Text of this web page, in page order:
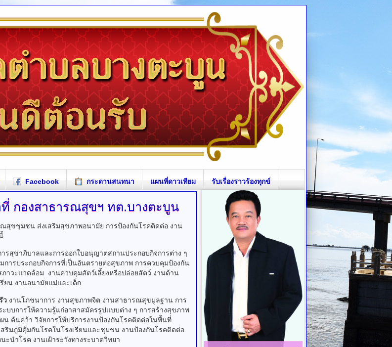
Facebook กระดานสนทนา แผนที่ดาวเทียม รับเรื่องราวร้องทุกข์
กองสาธารณสุขฯ ทต.บางตะบูน
ขชุมชน ส่งเสริมสุขภาพอนามัย การป้องกันโรคติดต่อ งาน
รสุขาภิบาลและการออกใบอนุญาตสถานประกอบกิจการต่าง ๆ
การประกอบกิจการที่เป็นอันตรายต่อสุขภาพ การควบคุมป้องกัน
ภาวะแวดล้อม งานควบคุมสัตว์เลี้ยงหรือปล่อยสัตว์ งานด้าน
ยน งานอนามัยแม่และเด็ก
ว งานโภชนาการ งานสุขภาพจิต งานสาธารณสุขมูลฐาน การ
บบการให้ความรู้แก่อาสาสมัครรูปแบบต่าง ๆ การสร้างสุขภาพ
น ค้นคว้า วิจัยการให้บริการงานป้องกันโรคติดต่อในพื้นที่
สริมภูมิคุ้มกันโรคในโรงเรียนและชุมชน งานป้องกันโรคติดต่อ
นำโรค งานเฝ้าระวังทางระบาดวิทยา